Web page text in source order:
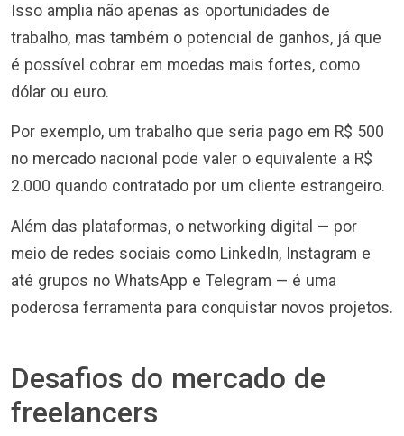
Isso amplia não apenas as oportunidades de
trabalho, mas também o potencial de ganhos, já que
é possível cobrar em moedas mais fortes, como
dólar ou euro.
Por exemplo, um trabalho que seria pago em R$ 500
no mercado nacional pode valer o equivalente a R$
2.000 quando contratado por um cliente estrangeiro.
Além das plataformas, o networking digital — por
meio de redes sociais como LinkedIn, Instagram e
até grupos no WhatsApp e Telegram — é uma
poderosa ferramenta para conquistar novos projetos.
Desafios do mercado de
freelancers